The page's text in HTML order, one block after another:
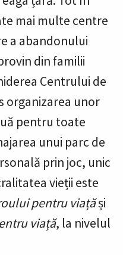
mai multe centre
a abandonului
din familii
Centrului de
organizarea unor
pentru toate
unui parc de
prin joc, unic
vieții este
pentru viațăși
viață, la nivelul